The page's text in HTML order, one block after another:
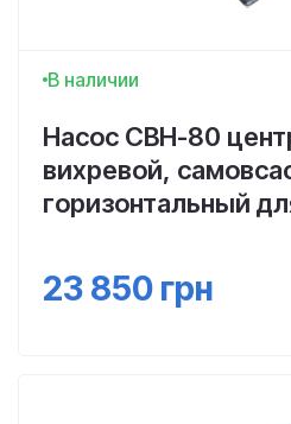
В наличии
Насос СВН-80
вихревой,
горизонтальный
23 850 грн